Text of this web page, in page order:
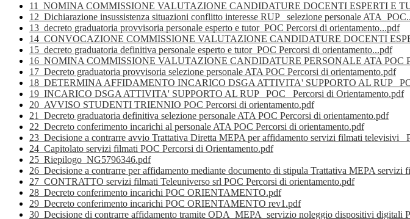
11_NOMINA COMMISSIONE VALUTAZIONE CANDIDATURE DOCENTI ESPERTI E
12_Dichiarazione insussistenza situazioni conflitto interesse RUP _selezione personale
13_decreto graduatoria provvisoria personale esperto e tutor_POC Percorsi di orientamento...pdf
14_CONVOCAZIONE COMMISSIONE VALUTAZIONE CANDIDATURE DOCENTI
15_decreto graduatoria definitiva personale esperto e tutor_POC Percorsi di orientamento...pdf
16_NOMINA COMMISSIONE VALUTAZIONE CANDIDATURE PERSONALE ATA POC
17_Decreto graduatoria provvisoria selezione personale ATA POC Percorsi di orientamento.pdf
18_DETERMINA AFFIDAMENTO INCARICO DSGA ATTIVITA' SUPPORTO AL RUP
19_INCARICO DSGA ATTIVITA' SUPPORTO AL RUP _POC_ Percorsi di Orientamento.pdf
20_AVVISO STUDENTI TRIENNIO POC Percorsi di orientamento.pdf
21_Decreto graduatoria definitiva selezione personale ATA POC Percorsi di orientamento.pdf
22_Decreto conferimento incarichi al personale ATA POC Percorsi di orientamento.pdf
23_Decisione a contrarre avvio Trattativa Diretta MEPA per affidamento servizi filmati televisivi
24_Capitolato servizi filmati POC Percorsi di Orientamento.pdf
25_Riepilogo_NG5796346.pdf
26_Decisione a contrarre per affidamento mediante documento di stipula Trattativa MEPA
27_CONTRATTO servizi filmati Teleuniverso srl POC Percorsi di orientamento.pdf
28_Decreto conferimento incarichi POC ORIENTAMENTO.pdf
29_Decreto conferimento incarichi POC ORIENTAMENTO rev1.pdf
30_Decisione di contrarre affidamento tramite ODA_MEPA_servizio noleggio dispositivi digitali